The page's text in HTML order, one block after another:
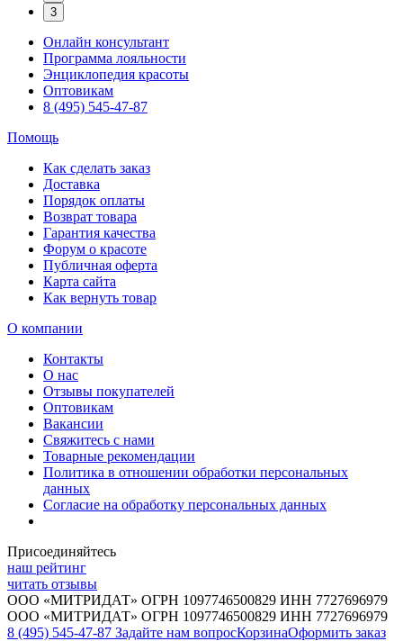
3
Онлайн консультант
Программа лояльности
Энциклопедия красоты
Оптовикам
8 (495) 545-47-87
Помощь
Как сделать заказ
Доставка
Порядок оплаты
Возврат товара
Гарантия качества
Форум о красоте
Публичная оферта
Карта сайта
Как вернуть товар
О компании
Контакты
О нас
Отзывы покупателей
Оптовикам
Вакансии
Свяжитесь с нами
Товарные рекомендации
Политика в отношении обработки персональных
данных
Согласие на обработку персональных данных
Присоединяйтесь
наш рейтинг
читать отзывы
ООО «МИТРИДАТ» ОГРН 1097746500829 ИНН 7727696979
ООО «МИТРИДАТ» ОГРН 1097746500829 ИНН 7727696979
8 (495) 545-47-87 Задайте нам вопросКорзинаОформить заказ